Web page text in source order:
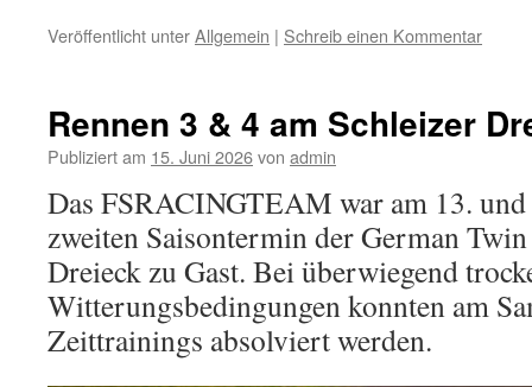
Veröffentlicht unterAllgemein | Schreib einen Kommentar
Rennen 3 & 4 am Schleizer
Publiziert am 15. Juni 2026von admin
Das FSRACINGTEAM war am 13.
zweiten Saisontermin der German
Dreieck zu Gast. Bei überwiegend
Witterungsbedingungen konnten am
Zeittrainings absolviert werden.